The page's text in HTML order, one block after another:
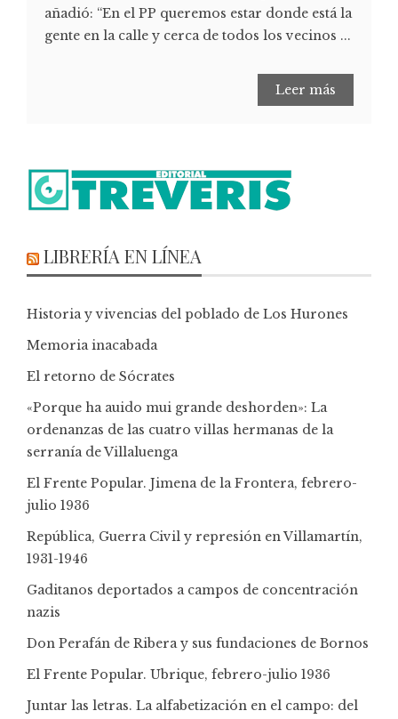
añadió: “En el PP queremos estar donde está la
gente en la calle y cerca de todos los vecinos ...
Leer más
LIBRERÍA EN LÍNEA
Historia y vivencias del poblado de Los Hurones
Memoria inacabada
El retorno de Sócrates
«Porque ha auido mui grande deshorden»: La
ordenanzas de las cuatro villas hermanas de la
serranía de Villaluenga
El Frente Popular. Jimena de la Frontera, febrero-
julio 1936
República, Guerra Civil y represión en Villamartín,
1931-1946
Gaditanos deportados a campos de concentración
nazis
Don Perafán de Ribera y sus fundaciones de Bornos
El Frente Popular. Ubrique, febrero-julio 1936
Juntar las letras. La alfabetización en el campo: del